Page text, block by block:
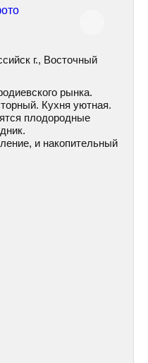
г., Восточный
рынка.
Кухня уютная.
плодородные
и накопительный